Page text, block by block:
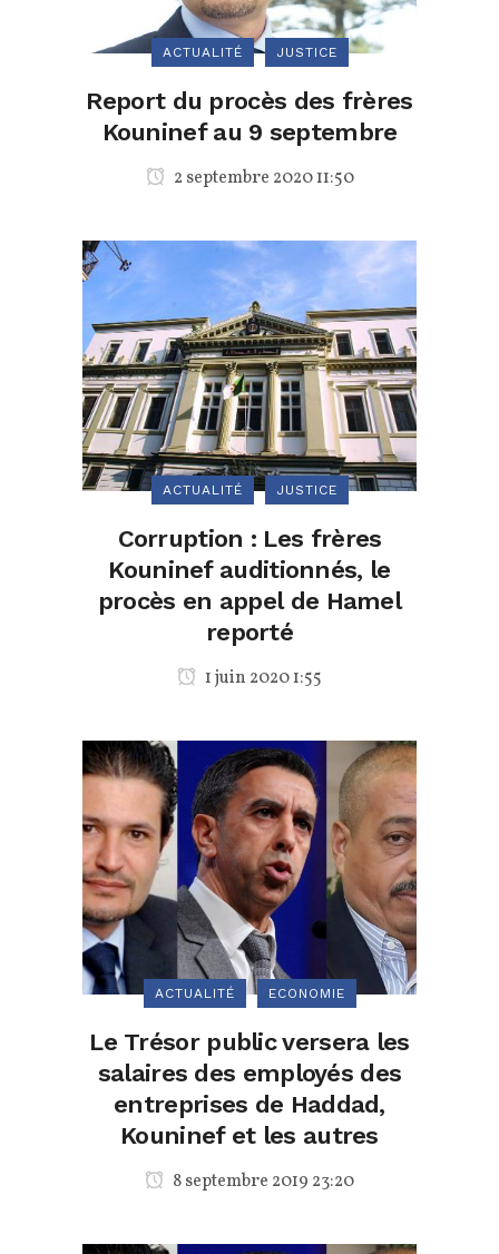
ACTUALITÉ JUSTICE
Report du procès des frères
Kouninef au 9 septembre
2 septembre 2020 11:50
ACTUALITÉ JUSTICE
Corruption : Les frères
Kouninef auditionnés, le
procès en appel de Hamel
reporté
1 juin 2020 1:55
ACTUALITÉ ECONOMIE
Le Trésor public versera les
salaires des employés des
entreprises de Haddad,
Kouninef et les autres
8 septembre 2019 23:20